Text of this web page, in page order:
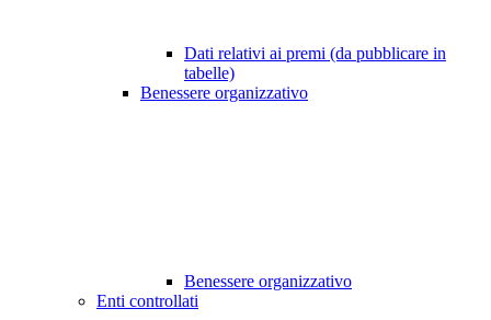
Dati relativi ai premi (da pubblicare in
tabelle)
Benessere organizzativo
Benessere organizzativo
Enti controllati